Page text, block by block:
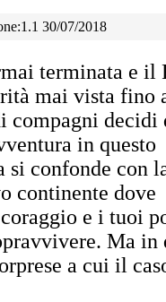
30/07/2018
terminata e il
mai vista fino
compagni decidi
in questo
si confonde con
continente dove
e i tuoi
Ma in
a cui il